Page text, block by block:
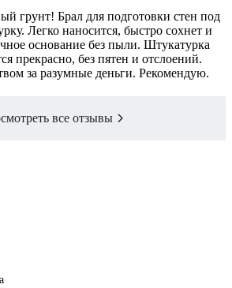
грунт! Брал для подготовки стен под
Легко наносится, быстро сохнет и
основание без пыли. Штукатурка
прекрасно, без пятен и отслоений.
за разумные деньги. Рекомендую.
все отзывы